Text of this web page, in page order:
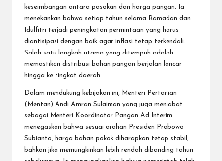
keseimbangan antara pasokan dan harga pangan. Ia
menekankan bahwa setiap tahun selama Ramadan dan
Idulfitri terjadi peningkatan permintaan yang harus
diantisipasi dengan baik agar inflasi tetap terkendali.
Salah satu langkah utama yang ditempuh adalah
memastikan distribusi bahan pangan berjalan lancar
hingga ke tingkat daerah.
Dalam mendukung kebijakan ini, Menteri Pertanian
(Mentan) Andi Amran Sulaiman yang juga menjabat
sebagai Menteri Koordinator Pangan Ad Interim
menegaskan bahwa sesuai arahan Presiden Prabowo
Subianto, harga bahan pokok diharapkan tetap stabil,
bahkan jika memungkinkan lebih rendah dibanding tahun